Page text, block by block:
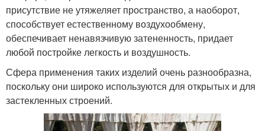
присутствие не утяжеляет пространство, а наоборот,
способствует естественному воздухообмену,
обеспечивает ненавязчивую затененность, придает
любой постройке легкость и воздушность.
Сфера применения таких изделий очень разнообразна,
поскольку они широко используются для открытых и для
застекленных строений.